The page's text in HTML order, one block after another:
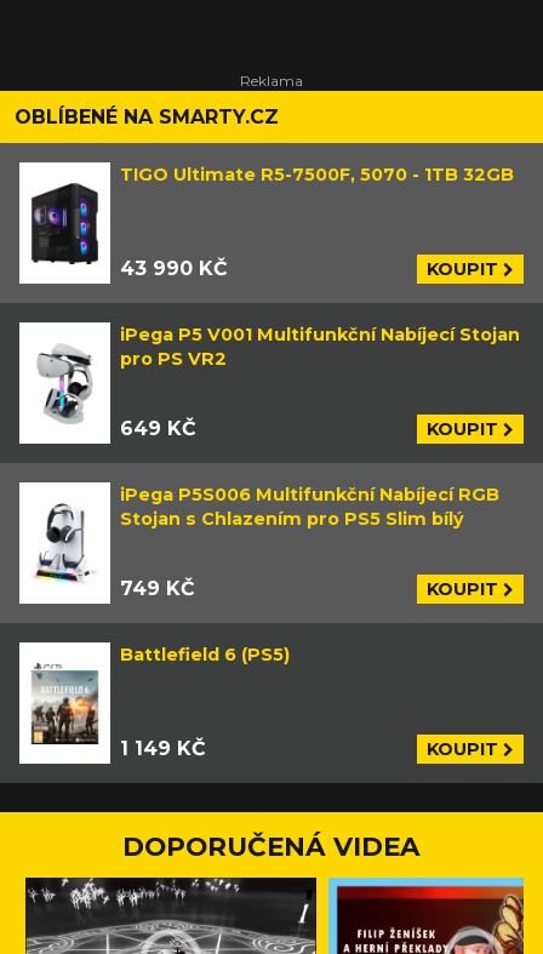
OBLÍBENÉ NA SMARTY.CZ
TIGO Ultimate R5-7500F, 5070 - 1TB 32GB
43 990 KČ KOUPIT
iPega P5 V001 Multifunkční Nabíjecí Stojan
pro PS VR2
649 KČ KOUPIT
iPega P5S006 Multifunkční Nabíjecí RGB
Stojan s Chlazením pro PS5 Slim bílý
749 KČ KOUPIT
Battlefield 6 (PS5)
1 149 KČ KOUPIT
DOPORUČENÁ VIDEA